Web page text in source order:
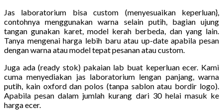
Jas laboratorium bisa custom (menyesuaikan keperluan},
contohnya menggunakan warna selain putih, bagian ujung
tangan gunakan karet, model kerah berbeda, dan yang lain.
Tanya mengenai harga lebih baru atau up-date apabila pesan
dengan warna atau model tepat pesanan atau custom.
Juga ada (ready stok) pakaian lab buat keperluan ecer. Kami
cuma menyediakan jas laboratorium lengan panjang, warna
putih, kain oxford dan polos (tanpa sablon atau bordir logo).
Apabila pesan dalam jumlah kurang dari 30 helai masuk ke
harga ecer.